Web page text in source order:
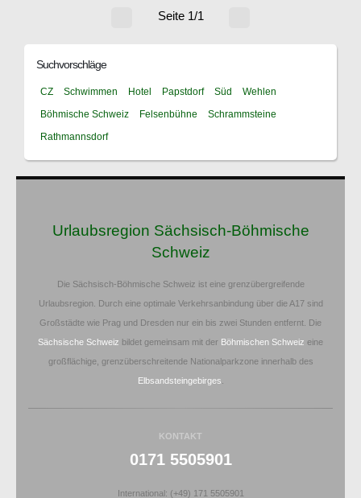
Seite 1/1
Suchvorschläge
CZ Schwimmen Hotel Papstdorf Süd
Wehlen
Böhmische Schweiz
Felsenbühne
Schrammsteine
Rathmannsdorf
Urlaubsregion Sächsisch-Böhmische
Schweiz
Die Sächsisch-Böhmische Schweiz ist eine grenzübergreifende
Urlaubsregion. Durch eine optimale Verkehrsanbindung über die A17 sind
Großstädte wie Prag und Dresden nur ein bis zwei Stunden entfernt. Die
Sächsische Schweiz bildet gemeinsam mit der Böhmischen Schweiz eine
großflächige, grenzüberschreitende Nationalparkzone innerhalb des
Elbsandsteingebirges
KONTAKT
0171 5505901
International: (+49) 171 5505901